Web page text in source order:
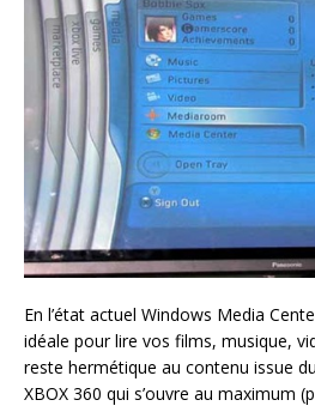
En l’état actuel Windows Media
idéale pour lire vos films, musique,
reste hermétique au contenu issue
XBOX 360 qui s’ouvre au maximum